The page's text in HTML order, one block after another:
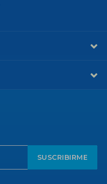
SUSCRIBIRME